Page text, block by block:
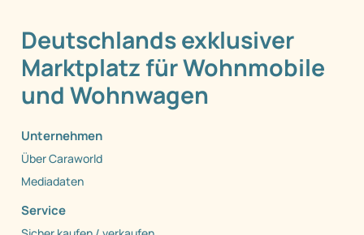
Deutschlands exklusiver
Marktplatz für Wohnmobile
und Wohnwagen
Unternehmen
Über Caraworld
Service